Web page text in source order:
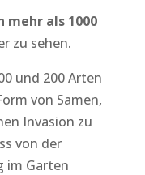
mehr als 1000
zu sehen.
und 200 Arten
von Samen,
Invasion zu
von der
im Garten